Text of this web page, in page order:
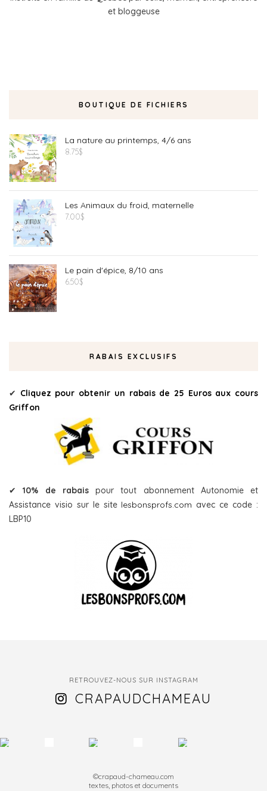
et bloggeuse
BOUTIQUE DE FICHIERS
La nature au printemps, 4/6 ans
8.75$
Les Animaux du froid, maternelle
7.00$
Le pain d'épice, 8/10 ans
6.50$
RABAIS EXCLUSIFS
✔ Cliquez pour obtenir un rabais de 25 Euros aux cours
Griffon
✔10% de rabaispour tout abonnement Autonomie et
Assistance visio sur le site lesbonsprofs.com avec ce code :
LBP10
RETROUVEZ-NOUS SUR INSTAGRAM
CRAPAUDCHAMEAU
©crapaud-chameau.com
textes, photos et documents